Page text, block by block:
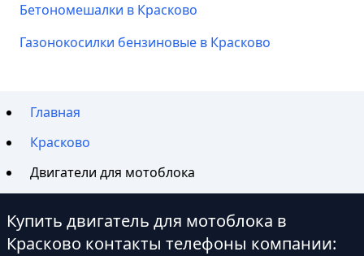
Бетономешалки в Красково
Газонокосилки бензиновые в Красково
Главная
Красково
Двигатели для мотоблока
Купить двигатель для мотоблока в
Красково контакты телефоны компании: